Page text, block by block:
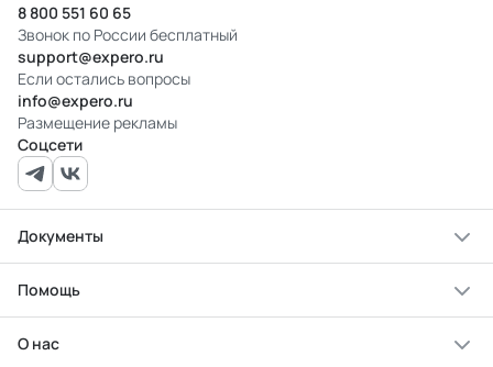
8 800 551 60 65
Звонок по России бесплатный
support@expero.ru
Если остались вопросы
info@expero.ru
Размещение рекламы
Соцсети
Документы
Помощь
О нас